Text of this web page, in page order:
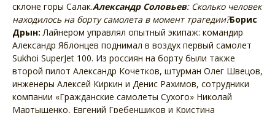
склоне горы Салак.Александр Соловьев: Сколько человек
находилось на борту самолета в момент трагедии?Борис
Дрын: Лайнером управлял опытный экипаж: командир
Александр Яблонцев поднимал в воздух первый самолет
Sukhoi SuperJet 100. Из россиян на борту были также
второй пилот Александр Кочетков, штурман Олег Швецов,
инженеры Алексей Киркин и Денис Рахимов, сотрудники
компании «Гражданские самолеты Сухого» Николай
Мартыщенко, Евгений Гребенщиков и Кристина